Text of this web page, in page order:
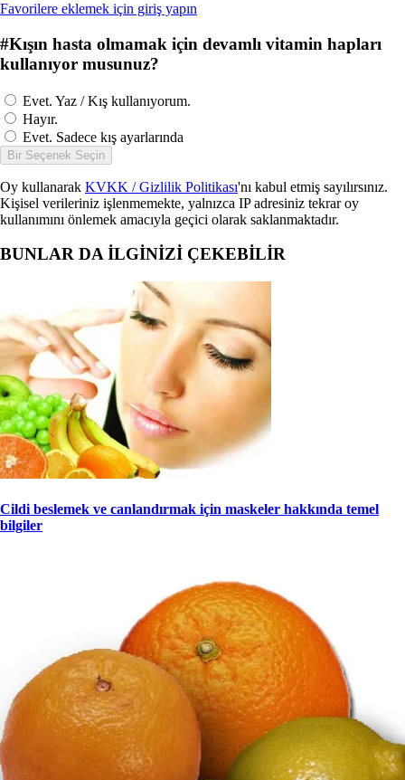
Favorilere eklemek için giriş yapın
#Kışın hasta olmamak için devamlı vitamin hapları
kullanıyor musunuz?
Evet. Yaz / Kış kullanıyorum.
Hayır.
Evet. Sadece kış ayarlarında
Bir Seçenek Seçin
Oy kullanarak KVKK / Gizlilik Politikası'nı kabul etmiş sayılırsınız.
Kişisel verileriniz işlenmemekte, yalnızca IP adresiniz tekrar oy
kullanımını önlemek amacıyla geçici olarak saklanmaktadır.
BUNLAR DA İLGİNİZİ ÇEKEBİLİR
Cildi beslemek ve canlandırmak için maskeler hakkında temel
bilgiler